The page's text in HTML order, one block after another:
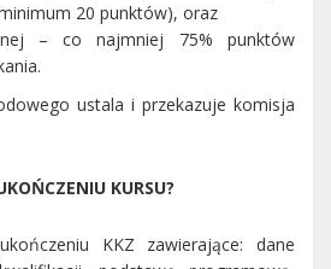
20 punktów), oraz
– co najmniej 75% punktów
ustala i przekazuje komisja
KURSU?
KKZ zawierające: dane